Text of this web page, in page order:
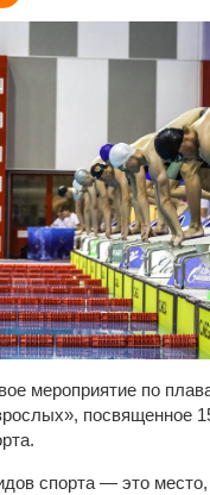
мероприятие по
посвященное
спорта — это